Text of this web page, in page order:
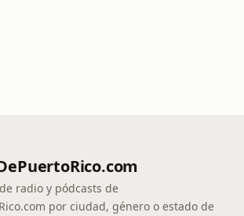
radio y pódcasts de
por ciudad, género o estado de